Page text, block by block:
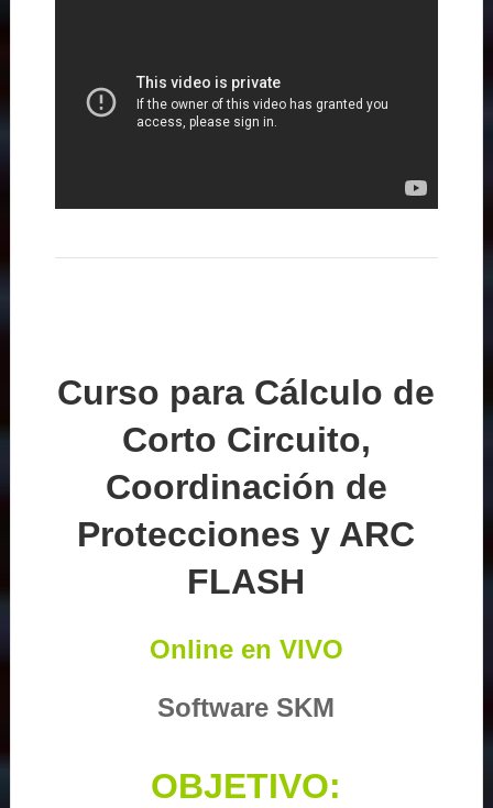
Curso para Cálculo de
Corto Circuito,
Coordinación de
Protecciones y ARC
FLASH
Online en VIVO
Software SKM
OBJETIVO: